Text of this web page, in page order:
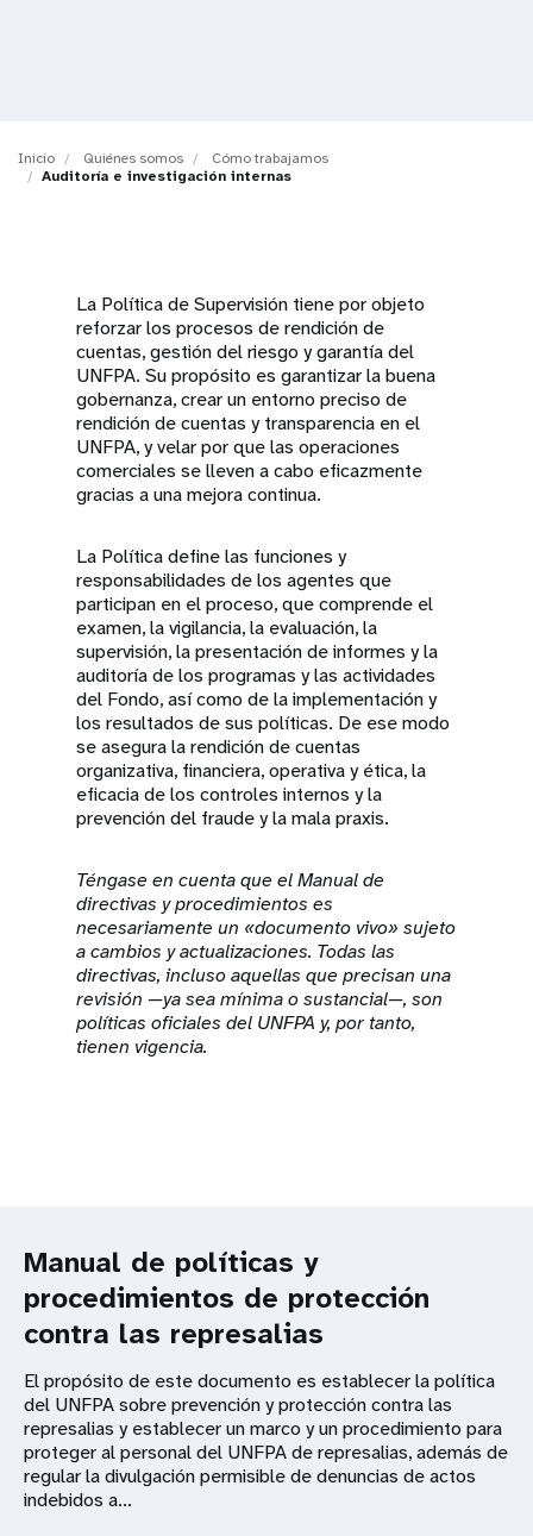
oInicio Quiénes somos
Cómo trabajamos
Auditoría e investigación internas
La Política de Supervisión tiene por objeto
reforzar los procesos de rendición de
cuentas, gestión del riesgo y garantía del
UNFPA. Su propósito es garantizar la buena
gobernanza, crear un entorno preciso de
rendición de cuentas y transparencia en el
UNFPA, y velar por que las operaciones
comerciales se lleven a cabo eficazmente
gracias a una mejora continua.
La Política define las funciones y
responsabilidades de los agentes que
participan en el proceso, que comprende el
examen, la vigilancia, la evaluación, la
supervisión, la presentación de informes y la
auditoría de los programas y las actividades
del Fondo, así como de la implementación y
los resultados de sus políticas. De ese modo
se asegura la rendición de cuentas
organizativa, financiera, operativa y ética, la
eficacia de los controles internos y la
prevención del fraude y la mala praxis.
Téngase en cuenta que el Manual de
directivas y procedimientos es
necesariamente un «documento vivo» sujeto
a cambios y actualizaciones. Todas las
directivas, incluso aquellas que precisan una
revisión —ya sea mínima o sustancial—, son
políticas oficiales del UNFPA y, por tanto,
tienen vigencia.
Manual de políticas y
procedimientos de protección
contra las represalias
El propósito de este documento es establecer la política
del UNFPA sobre prevención y protección contra las
represalias y establecer un marco y un procedimiento para
proteger al personal del UNFPA de represalias, además de
regular la divulgación permisible de denuncias de actos
indebidos a...